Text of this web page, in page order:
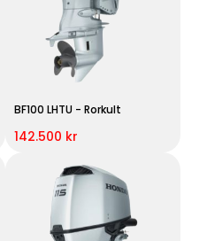
BF100 LHTU - Rorkult
142.500 kr